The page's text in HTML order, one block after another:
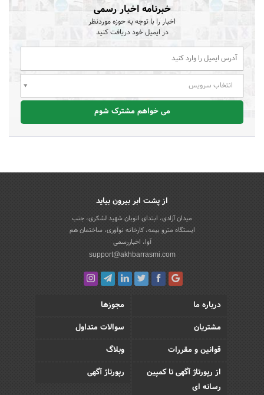
خبرنامه اخبار رسمی
اخبار را با توجه به حوزه موردنظر
در ایمیل خود دریافت کنید
انتخاب سرویس
می خواهم مشترک شوم
از پشت ابر بیرون بیاید
میدان آزادی، ابتدای اتوبان شهید لشکری، جنب
ایستگاه مترو بیمه، کارخانه نوآوری، ساختمان هم
آوا، اخباررسمی
support@akhbarrasmi.com
درباره ما
مجوزها
مشتریان
سوالات متداول
قوانین و مقررات
وبلاگ
از رپورتاژ آگهی تا کمپین
رسانه ای
رپورتاژ آگهی